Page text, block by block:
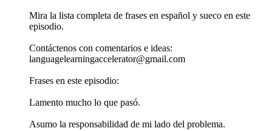
Mira la lista completa de frases en español y sueco en este
episodio.
Contáctenos con comentarios e ideas:
languagelearningaccelerator@gmail.com
Frases en este episodio:
Lamento mucho lo que pasó.
Asumo la responsabilidad de mi lado del problema.